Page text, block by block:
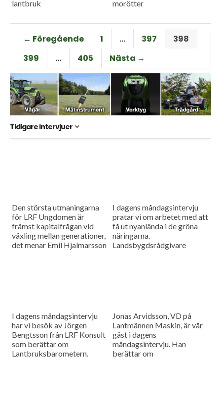
lantbruk
morötter
← Föregående 1 … 397
398
399
… 405 Nästa →
Tidigare intervjuer
Den största utmaningarna
för LRF Ungdomen är
främst kapitalfrågan vid
växling mellan generationer,
det menar Emil Hjalmarsson
I dagens måndagsintervju
pratar vi om arbetet med att
få ut nyanlända i de gröna
näringarna.
Landsbygdsrådgivare
I dagens måndagsintervju
har vi besök av Jörgen
Bengtsson från LRF Konsult
som berättar om
Lantbruksbarometern.
Jonas Arvidsson, VD på
Lantmännen Maskin, är vår
gäst i dagens
måndagsintervju. Han
berättar om